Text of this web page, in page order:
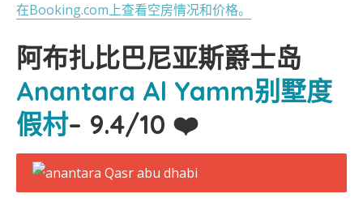
在Booking.com上查看空房情况和价格。
阿布扎比巴尼亚斯爵士岛
Anantara Al Yamm别墅度
假村– 9.4/10 ❤️